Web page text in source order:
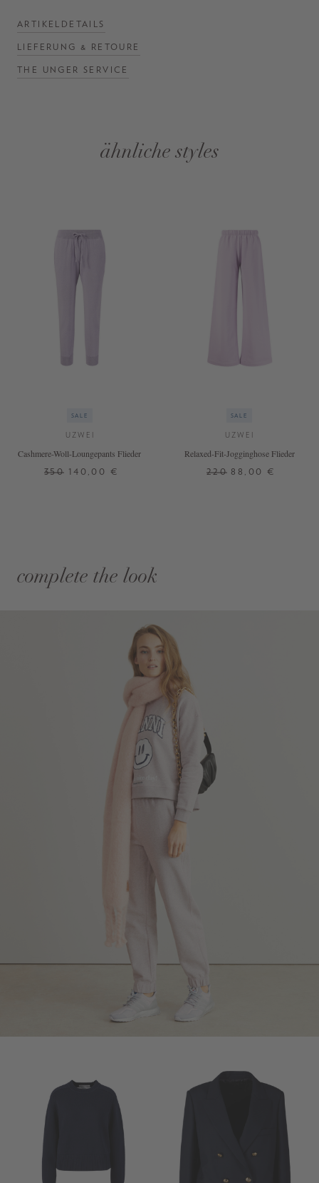
ARTIKELDETAILS
LIEFERUNG & RETOURE
THE UNGER SERVICE
ähnliche styles
SALE
UZWEI
Cashmere-Woll-Loungepants Flieder
350 140,00 €
SALE
UZWEI
Relaxed-Fit-Jogginghose Flieder
220 88,00 €
complete the look